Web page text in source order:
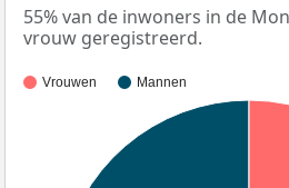
55% van de inwoners in de
vrouw geregistreerd.
Vrouwen Mannen